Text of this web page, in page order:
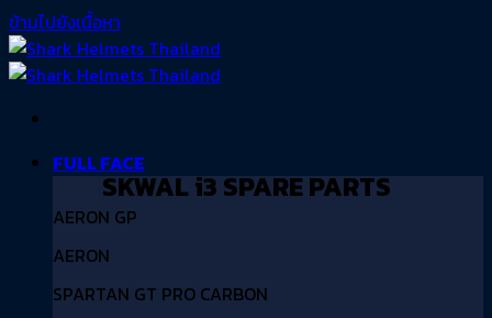
ข้ามไปยังเนื้อหา
FULL FACE
AERON GP
AERON
SPARTAN GT PRO CARBON
SKWAL i3 SPARE PARTS